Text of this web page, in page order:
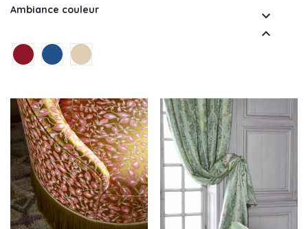
Ambiance couleur

